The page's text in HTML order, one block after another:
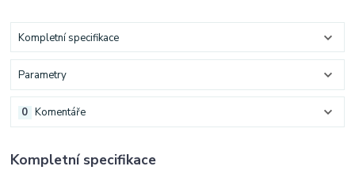
Kompletní specifikace
Parametry
Komentáře
0
Kompletní specifikace